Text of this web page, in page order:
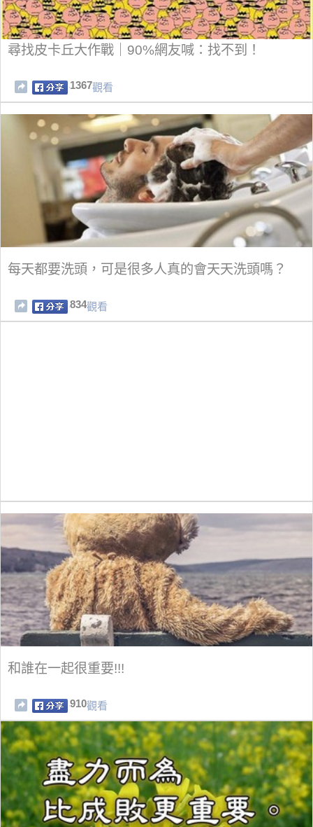
尋找皮卡丘大作戰｜90%網友喊：找不到！
1367觀看
每天都要洗頭，可是很多人真的會天天洗頭嗎？
834觀看
和誰在一起很重要!!!
910觀看